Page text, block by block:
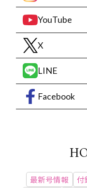
YouTube
X
LINE
Facebook
最新号情報 付